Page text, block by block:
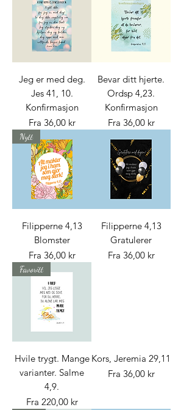
Jeg er med deg.
Jes 41, 10.
Konfirmasjon
Fra 36,00 kr
Salgspris
Bevar ditt hjerte.
Ordsp 4,23.
Konfirmasjon
Fra 36,00 kr
Salgspris
Nytt
Filipperne 4,13
Blomster
Fra 36,00 kr
Salgspris
Filipperne 4,13
Gratulerer
Fra 36,00 kr
Salgspris
Favoritt
Hvile trygt. Mange
varianter. Salme
4,9.
Fra 220,00 kr
Salgspris
Kors, Jeremia 29,11
Fra 36,00 kr
Salgspris